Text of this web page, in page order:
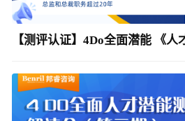
【测评认证】4Do全面潜能 《